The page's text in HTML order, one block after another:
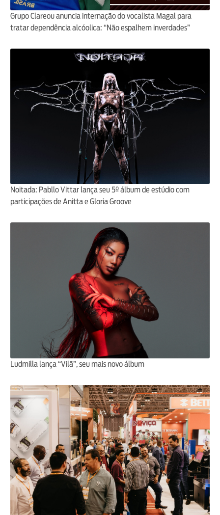
Grupo Clareou anuncia internação do vocalista Magal para
tratar dependência alcóolica: “Não espalhem inverdades”
Noitada: Pabllo Vittar lança seu 5º álbum de estúdio com
participações de Anitta e Gloria Groove
Ludmilla lança “Vilã”, seu mais novo álbum